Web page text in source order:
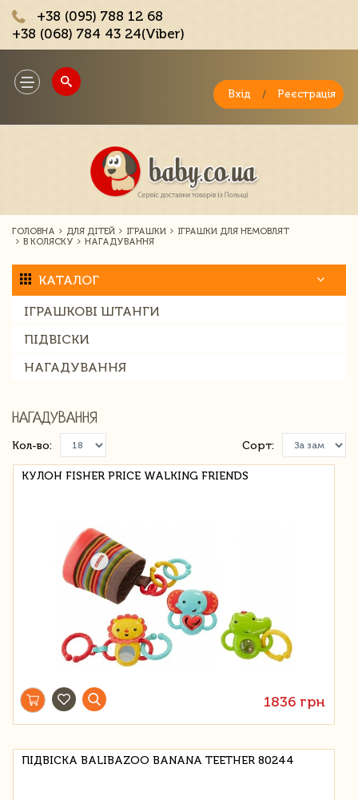
+38 (095) 788 12 68
+38 (068) 784 43 24(Viber)
Toggle
navigation
Вхід / Реєстрація
ГОЛОВНА ДЛЯ ДІТЕЙ ІГРАШКИ
ІГРАШКИ ДЛЯ НЕМОВЛЯТ
В КОЛЯСКУ
НАГАДУВАННЯ
КАТАЛОГ
ІГРАШКОВІ ШТАНГИ
ПІДВІСКИ
НАГАДУВАННЯ
НАГАДУВАННЯ
Кол-во: Сорт:
КУЛОН FISHER PRICE WALKING FRIENDS
1836 грн
ПІДВІСКА BALIBAZOO BANANA TEETHER 80244